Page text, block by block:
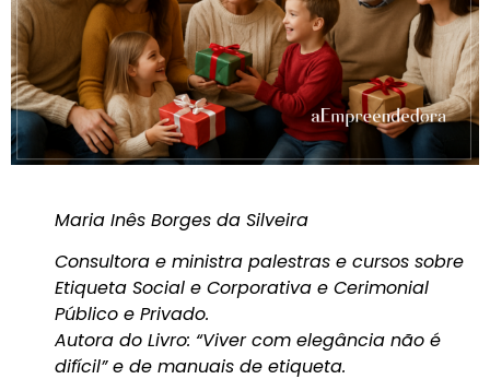
Maria Inês Borges da Silveira
Consultora e ministra palestras e cursos sobre
Etiqueta Social e Corporativa e Cerimonial
Público e Privado.
Autora do Livro: “Viver com elegância não é
difícil” e de manuais de etiqueta.